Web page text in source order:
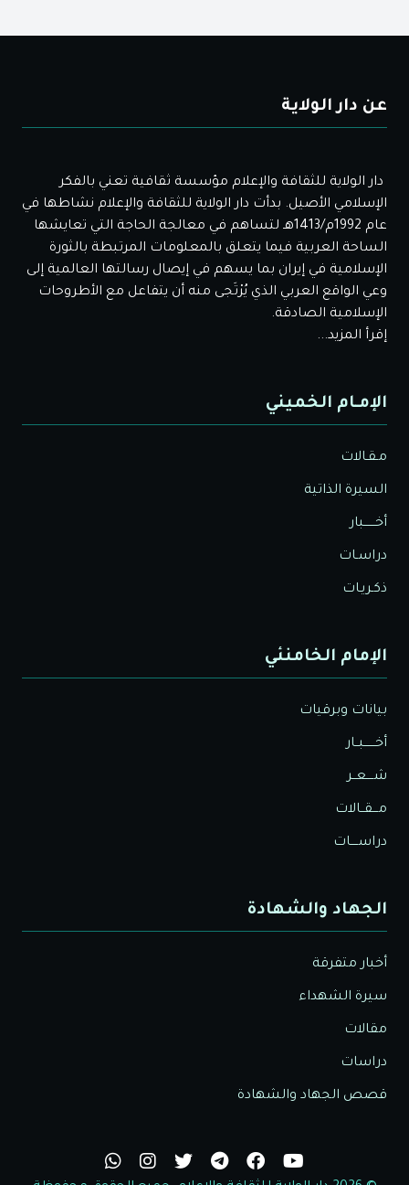
عن دار الولاية
دار الولاية للثقافة والإعلام مؤسسة ثقافية تعني بالفكر
الإسلامي الأصيل. بدأت دار الولاية للثقافة والإعلام نشاطها في
عام 1992م/1413هـ لتساهم في معالجة الحاجة التي تعايشها
الساحة العربية فيما يتعلق بالمعلومات المرتبطة بالثورة
الإسلامية في إيران بما يسهم في إيصال رسالتها العالمية إلى
وعي الواقع العربي الذي يُرْتَجى منه أن يتفاعل مع الأطروحات
الإسلامية الصادقة.
إقرأ المزيد...
الإمـام الخميني
مـقـالات
السيرة الذاتية
أخــــــبار
دراسـات
ذكـريـات
الإمام الخامنئي
بيانات وبرقيات
أخــــــبــار
شــــعــر
مـــقــالات
دراســــات
الجهاد والشهادة
أخبار متفرقة
سيرة الشهداء
مقالات
دراسات
قصص الجهاد والشهادة